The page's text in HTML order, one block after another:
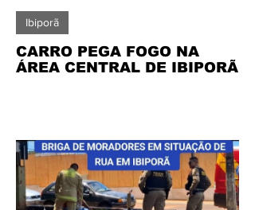
CARRO PEGA FOGO NA
ÁREA CENTRAL DE IBIPORÃ
Ibiporã